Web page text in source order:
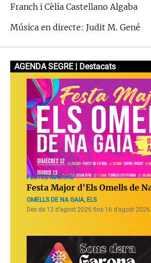
Franch i Cèlia Castellano Algaba
Música en directe: Judit M. Gené
AGENDA SEGRE | Destacats
FESTES MAJORS
Festa Major d'Els Omells de
OMELLS DE NA GAIA, ELS
Des de 12 d’agost 2026 fins 16 d’agost 2026